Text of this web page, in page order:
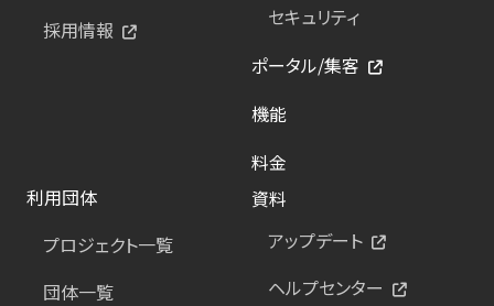
採用情報
セキュリティ
ポータル/集客
機能
料金
利用団体
プロジェクト一覧
団体一覧
資料
アップデート
ヘルプセンター